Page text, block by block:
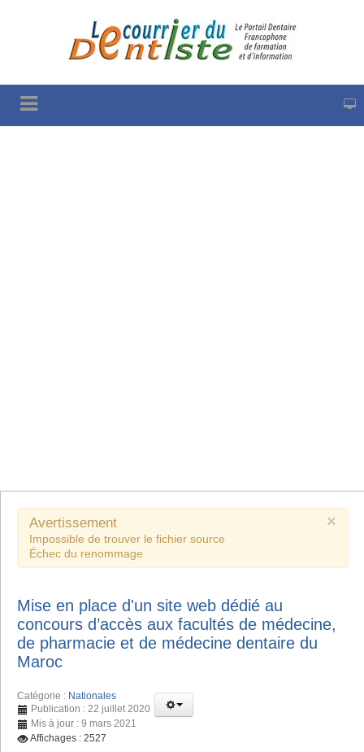
×
Avertissement
Impossible de trouver le fichier source
Échec du renommage
Mise en place d'un site web dédié au
concours d’accès aux facultés de médecine,
de pharmacie et de médecine dentaire du
Maroc
Catégorie : Nationales
Publication : 22 juillet 2020
Mis à jour : 9 mars 2021
Affichages : 2527